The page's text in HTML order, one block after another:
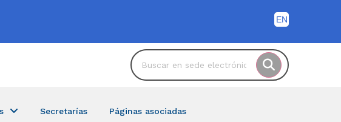
Secretarías Páginas asociadas